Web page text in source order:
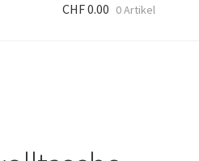
CHF0.00 0 Artikel